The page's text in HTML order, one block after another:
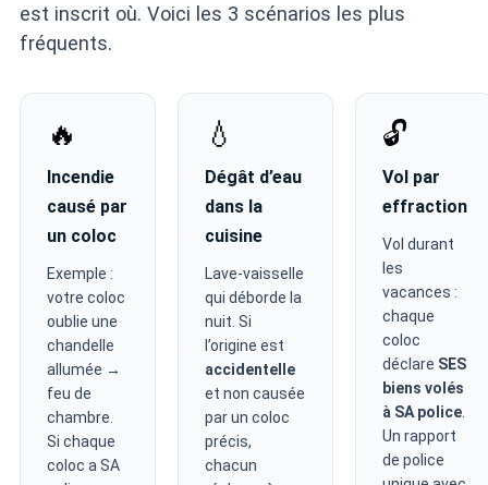
est inscrit où. Voici les 3 scénarios les plus
fréquents.
🔥
Incendie
causé par
un coloc
Exemple :
votre coloc
oublie une
chandelle
allumée →
feu de
chambre.
Si chaque
coloc a SA
💧
Dégât d’eau
dans la
cuisine
Lave-vaisselle
qui déborde la
nuit. Si
l’origine est
accidentelle
et non causée
par un coloc
précis,
chacun
🔓
Vol par
effraction
Vol durant
les
vacances :
chaque
coloc
déclare SES
biens volés
à SA police.
Un rapport
de police